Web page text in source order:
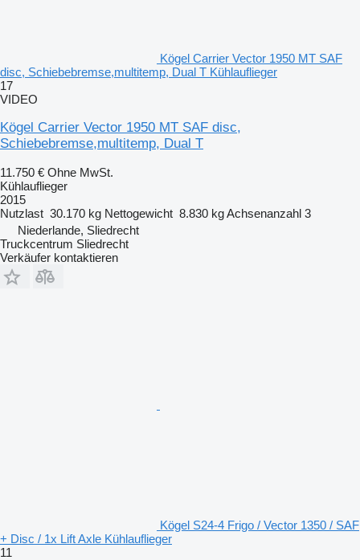
Kögel Carrier Vector 1950 MT SAF
disc, Schiebebremse,multitemp, Dual T Kühlauflieger
17
VIDEO
Kögel Carrier Vector 1950 MT SAF disc,
Schiebebremse,multitemp, Dual T
11.750 € Ohne MwSt.
Kühlauflieger
2015
Nutzlast 30.170 kg Nettogewicht 8.830 kgAchsenanzahl 3
Niederlande, Sliedrecht
Truckcentrum Sliedrecht
Verkäufer kontaktieren
Kögel S24-4 Frigo / Vector 1350 / SAF
+ Disc / 1x Lift Axle Kühlauflieger
11